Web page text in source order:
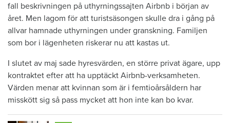
fall beskrivningen på uthyrningssajten Airbnb i början av
året. Men lagom för att turistsäsongen skulle dra i gång på
allvar hamnade uthyrningen under granskning. Familjen
som bor i lägenheten riskerar nu att kastas ut.
I slutet av maj sade hyresvärden, en större privat ägare, upp
kontraktet efter att ha upptäckt Airbnb-verksamheten.
Värden menar att kvinnan som är i femtioårsåldern har
misskött sig så pass mycket att hon inte kan bo kvar.